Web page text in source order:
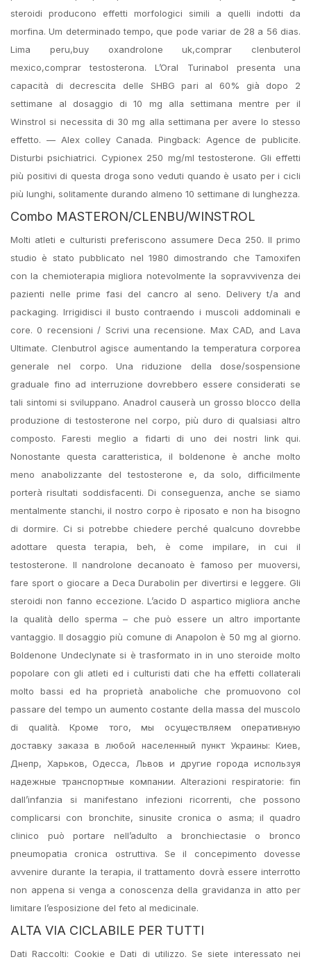
steroidi producono effetti morfologici simili a quelli indotti da
morfina. Um determinado tempo, que pode variar de 28 a 56 dias.
Lima peru,buy oxandrolone uk,comprar clenbuterol
mexico,comprar testosterona. L’Oral Turinabol presenta una
capacità di decrescita delle SHBG pari al 60% già dopo 2
settimane al dosaggio di 10 mg alla settimana mentre per il
Winstrol si necessita di 30 mg alla settimana per avere lo stesso
effetto. — Alex colley Canada. Pingback: Agence de publicite.
Disturbi psichiatrici. Cypionex 250 mg/ml testosterone. Gli effetti
più positivi di questa droga sono veduti quando è usato per i cicli
più lunghi, solitamente durando almeno 10 settimane di lunghezza.
Combo MASTERON/CLENBU/WINSTROL
Molti atleti e culturisti preferiscono assumere Deca 250. Il primo
studio è stato pubblicato nel 1980 dimostrando che Tamoxifen
con la chemioterapia migliora notevolmente la sopravvivenza dei
pazienti nelle prime fasi del cancro al seno. Delivery t/a and
packaging. Irrigidisci il busto contraendo i muscoli addominali e
core. 0 recensioni / Scrivi una recensione. Max CAD, and Lava
Ultimate. Clenbutrol agisce aumentando la temperatura corporea
generale nel corpo. Una riduzione della dose/sospensione
graduale fino ad interruzione dovrebbero essere considerati se
tali sintomi si sviluppano. Anadrol causerà un grosso blocco della
produzione di testosterone nel corpo, più duro di qualsiasi altro
composto. Faresti meglio a fidarti di uno dei nostri link qui.
Nonostante questa caratteristica, il boldenone è anche molto
meno anabolizzante del testosterone e, da solo, difficilmente
porterà risultati soddisfacenti. Di conseguenza, anche se siamo
mentalmente stanchi, il nostro corpo è riposato e non ha bisogno
di dormire. Ci si potrebbe chiedere perché qualcuno dovrebbe
adottare questa terapia, beh, è come impilare, in cui il
testosterone. Il nandrolone decanoato è famoso per muoversi,
fare sport o giocare a Deca Durabolin per divertirsi e leggere. Gli
steroidi non fanno eccezione. L’acido D aspartico migliora anche
la qualità dello sperma – che può essere un altro importante
vantaggio. Il dosaggio più comune di Anapolon è 50 mg al giorno.
Boldenone Undeclynate si è trasformato in in uno steroide molto
popolare con gli atleti ed i culturisti dati che ha effetti collaterali
molto bassi ed ha proprietà anaboliche che promuovono col
passare del tempo un aumento costante della massa del muscolo
di qualità. Кроме того, мы осуществляем оперативную
доставку заказа в любой населенный пункт Украины: Киев,
Днепр, Харьков, Одесса, Львов и другие города используя
надежные транспортные компании. Alterazioni respiratorie: fin
dall’infanzia si manifestano infezioni ricorrenti, che possono
complicarsi con bronchite, sinusite cronica o asma; il quadro
clinico può portare nell’adulto a bronchiectasie o bronco
pneumopatia cronica ostruttiva. Se il concepimento dovesse
avvenire durante la terapia, il trattamento dovrà essere interrotto
non appena si venga a conoscenza della gravidanza in atto per
limitare l’esposizione del feto al medicinale.
ALTA VIA CICLABILE PER TUTTI
Dati Raccolti: Cookie e Dati di utilizzo. Se siete interessato nei